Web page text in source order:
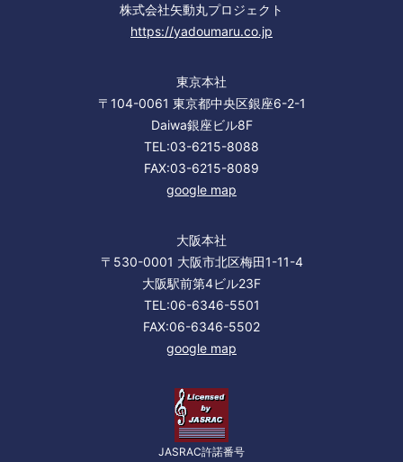
株式会社矢動丸プロジェクト
https://yadoumaru.co.jp
東京本社
〒104-0061 東京都中央区銀座6-2-1
Daiwa銀座ビル8F
TEL:03-6215-8088
FAX:03-6215-8089
google map
大阪本社
〒530-0001 大阪市北区梅田1-11-4
大阪駅前第4ビル23F
TEL:06-6346-5501
FAX:06-6346-5502
google map
JASRAC許諾番号